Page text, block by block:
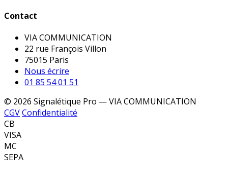
Contact
VIA COMMUNICATION
22 rue François Villon
75015 Paris
Nous écrire
01 85 54 01 51
© 2026 Signalétique Pro — VIA COMMUNICATION
CGVConfidentialité
CB
VISA
MC
SEPA